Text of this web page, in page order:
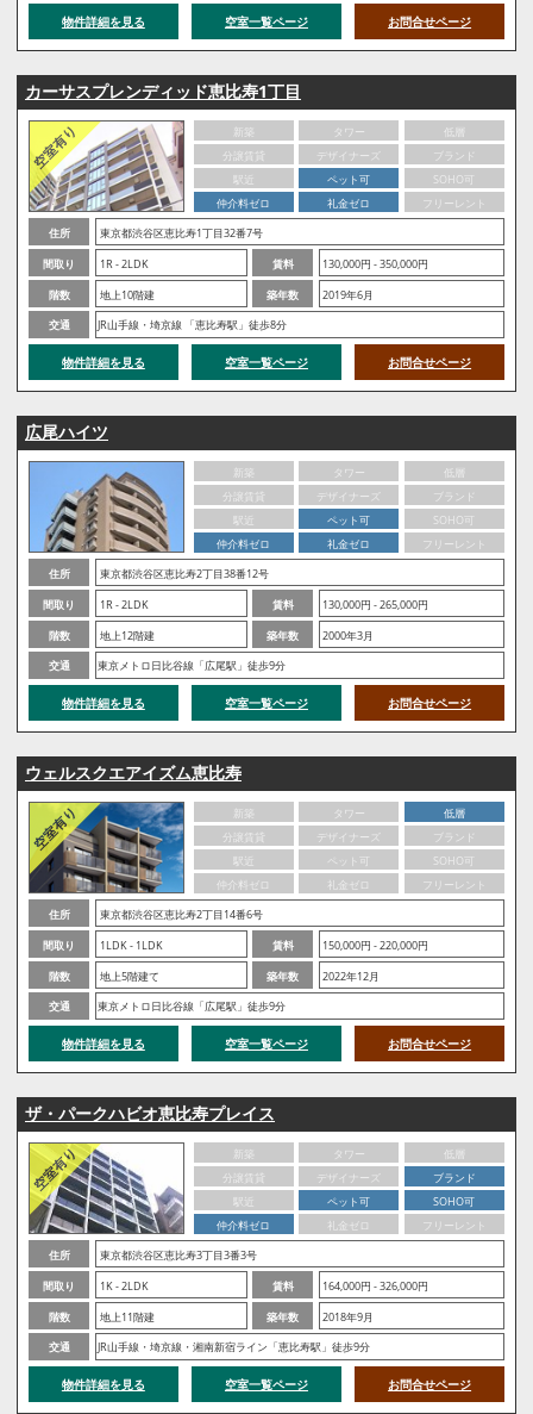
物件詳細を見る 空室一覧ページ お問合せページ
カーサスプレンディッド恵比寿1丁目
新築 タワー
低層
分譲賃貸
デザイナーズ
ブランド
駅近
ペット可
SOHO可
仲介料ゼロ
礼金ゼロ
フリーレント
住所
東京都渋谷区恵比寿1丁目32番7号
間取り
1R - 2LDK 賃料
130,000円 - 350,000円
階数
地上10階建 築年数
2019年6月
交通
JR山手線・埼京線 「恵比寿駅」徒歩8分
物件詳細を見る 空室一覧ページ お問合せページ
広尾ハイツ
新築 タワー
低層
分譲賃貸
デザイナーズ
ブランド
駅近
ペット可
SOHO可
仲介料ゼロ
礼金ゼロ
フリーレント
住所
東京都渋谷区恵比寿2丁目38番12号
間取り
1R - 2LDK 賃料
130,000円 - 265,000円
階数
地上12階建 築年数
2000年3月
交通
東京メトロ日比谷線「広尾駅」徒歩9分
物件詳細を見る 空室一覧ページ お問合せページ
ウェルスクエアイズム恵比寿
新築 タワー
低層
分譲賃貸
デザイナーズ
ブランド
駅近
ペット可
SOHO可
仲介料ゼロ
礼金ゼロ
フリーレント
住所
東京都渋谷区恵比寿2丁目14番6号
間取り
1LDK - 1LDK 賃料
150,000円 - 220,000円
階数
地上5階建て 築年数
2022年12月
交通
東京メトロ日比谷線「広尾駅」徒歩9分
物件詳細を見る 空室一覧ページ お問合せページ
ザ・パークハビオ恵比寿プレイス
新築 タワー
低層
分譲賃貸
デザイナーズ
ブランド
駅近
ペット可
SOHO可
仲介料ゼロ
礼金ゼロ
フリーレント
住所
東京都渋谷区恵比寿3丁目3番3号
間取り
1K - 2LDK 賃料
164,000円 - 326,000円
階数
地上11階建 築年数
2018年9月
交通
JR山手線・埼京線・湘南新宿ライン「恵比寿駅」徒歩9分
物件詳細を見る 空室一覧ページ お問合せページ